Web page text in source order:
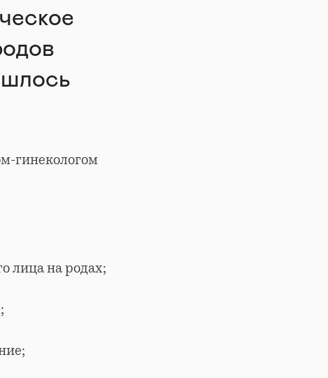
гинекологом
лица на родах;